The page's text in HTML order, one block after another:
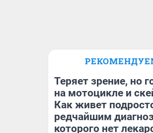
Теряет зрение, но
на мотоцикле и
Как живет
редчайшим
которого нет